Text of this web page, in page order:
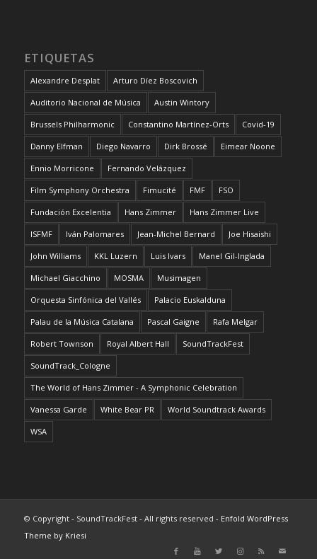
ETIQUETAS
Alexandre Desplat Arturo Díez Boscovich
Auditorio Nacional de Música Austin Wintory
Brussels Philharmonic Constantino Martínez-Orts Covid-19
Danny Elfman Diego Navarro Dirk Brossé Eimear Noone
Ennio Morricone Fernando Velázquez
Film Symphony Orchestra Fimucité FMF FSO
Fundación Excelentia Hans Zimmer Hans Zimmer Live
ISFMF Iván Palomares Jean-Michel Bernard Joe Hisaishi
John Williams KKL Luzern Luis Ivars Manel Gil-Inglada
Michael Giacchino MOSMA Musimagen
Orquesta Sinfónica del Vallés Palacio Euskalduna
Palau de la Música Catalana Pascal Gaigne Rafa Melgar
Robert Townson Royal Albert Hall SoundTrackFest
SoundTrack_Cologne
The World of Hans Zimmer - A Symphonic Celebration
Vanessa Garde White Bear PR World Soundtrack Awards
WSA
© Copyright - SoundTrackFest - All rights reserved - Enfold WordPress
Theme by Kriesi